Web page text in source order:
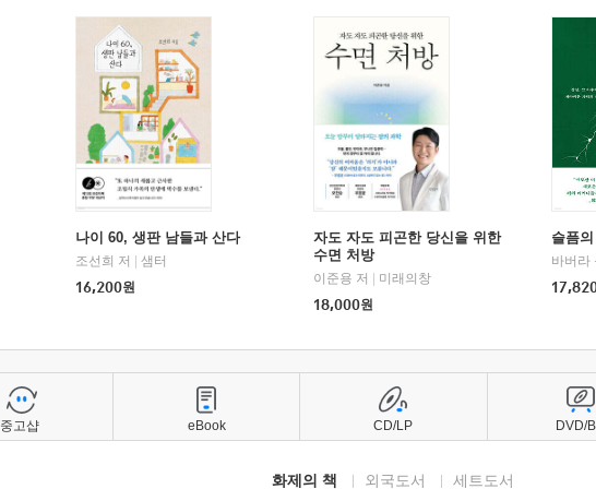
나이 60, 생판 남들과 산다
조선희 저
샘터
16,200원
자도 자도 피곤한 당신을 위한
수면 처방
이준용 저
미래의창
18,000원
슬픔
바버라
화제의 책 외국도서 세트도서
중고샵 eBook CD/LP DVD/